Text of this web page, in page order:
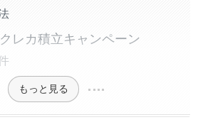
クレカ積立キャンペーン
もっと見る